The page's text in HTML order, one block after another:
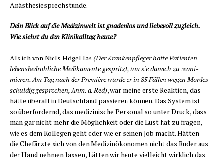
Anästhesiesprechstunde.
Dein Blick auf die Medi­zin­welt ist gna­den­los und lie­be­voll zugleich.
Wie siehst du den Kli­nik­all­tag heute?
Als ich von Niels Högel las (Der Kran­ken­pfle­ger hat­te Pati­en­ten
lebens­be­droh­li­che Medi­ka­men­te gespritzt, um sie danach zu reani­
mie­ren. Am Tag nach der Pre­miè­re wur­de er in 85 Fäl­len wegen Mor­des
schul­dig gespro­chen, Anm. d. Red), war mei­ne ers­te Reak­ti­on, das
hät­te über­all in Deutsch­land pas­sie­ren kön­nen. Das Sys­tem ist
so über­for­dernd, das medi­zi­ni­sche Per­so­nal so unter Druck, dass
man gar nicht mehr die Mög­lich­keit oder die Lust hat zu fra­gen,
wie es dem Kol­le­gen geht oder wie er sei­nen Job macht. Hät­ten
die Chef­ärz­te sich von den Medi­zin­öko­no­men nicht das Ruder aus
der Hand neh­men las­sen, hät­ten wir heu­te viel­leicht wirk­lich das